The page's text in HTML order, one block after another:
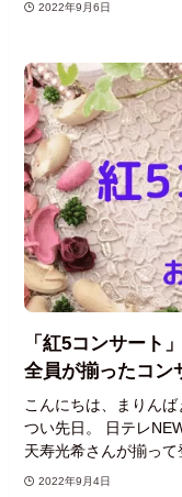
2022年9月6日
「紅5コンサート
全員が揃ったコン
こんにちは、まりん
つい先日。 日テレ
天寿光希さんが揃って
2022年9月4日